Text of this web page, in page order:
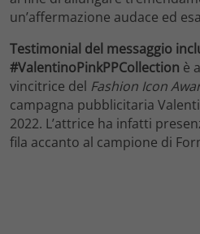
un’affermazione audace ed
Testimonial del messaggio
#ValentinoPinkPPCollection è
vincitrice del Fashion Icon
campagna pubblicitaria
2022. L’attrice ha infatti
fila accanto al campione di